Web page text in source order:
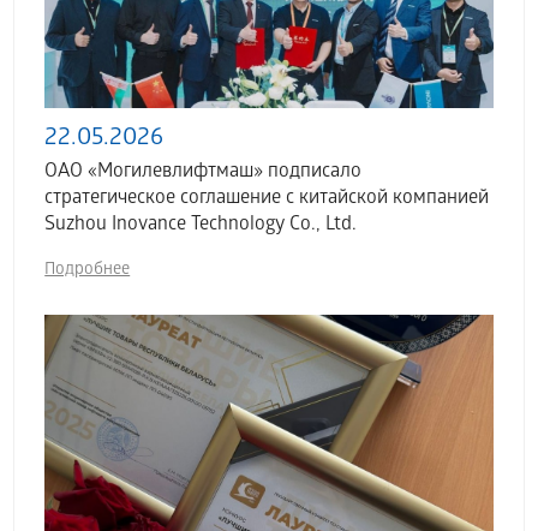
22.05.2026
ОАО «Могилевлифтмаш» подписало
стратегическое соглашение с китайской компанией
Suzhou Inovance Technology Co., Ltd.
Подробнее